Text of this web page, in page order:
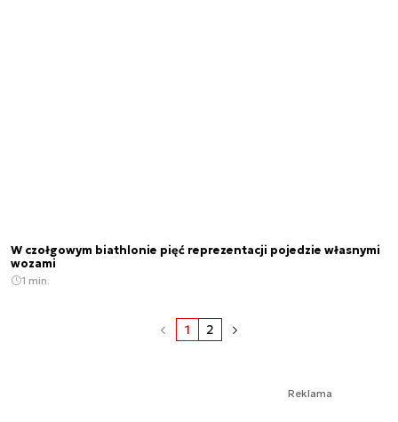
W czołgowym biathlonie pięć reprezentacji pojedzie własnymi
wozami
1 min.
1 2
Reklama